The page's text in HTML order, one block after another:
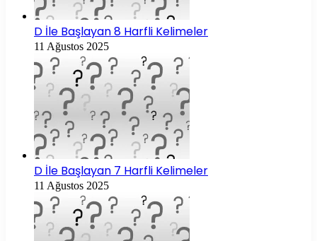
D İle Başlayan 8 Harfli Kelimeler
11 Ağustos 2025
D İle Başlayan 7 Harfli Kelimeler
11 Ağustos 2025